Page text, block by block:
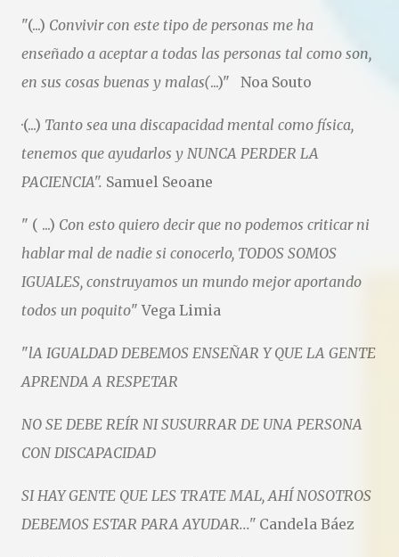
"(...) Convivir con este tipo de personas me ha
enseñado a aceptar a todas las personas tal como son,
en sus cosas buenas y malas(...)" Noa Souto
·(...) Tanto sea una discapacidad mental como física,
tenemos que ayudarlos y NUNCA PERDER LA
PACIENCIA". Samuel Seoane
" ( ...) Con esto quiero decir que no podemos criticar ni
hablar mal de nadie si conocerlo, TODOS SOMOS
IGUALES, construyamos un mundo mejor aportando
todos un poquito" Vega Limia
"lA IGUALDAD DEBEMOS ENSEÑAR Y QUE LA GENTE
APRENDA A RESPETAR
NO SE DEBE REÍR NI SUSURRAR DE UNA PERSONA
CON DISCAPACIDAD
SI HAY GENTE QUE LES TRATE MAL, AHÍ NOSOTROS
DEBEMOS ESTAR PARA AYUDAR..." Candela Báez